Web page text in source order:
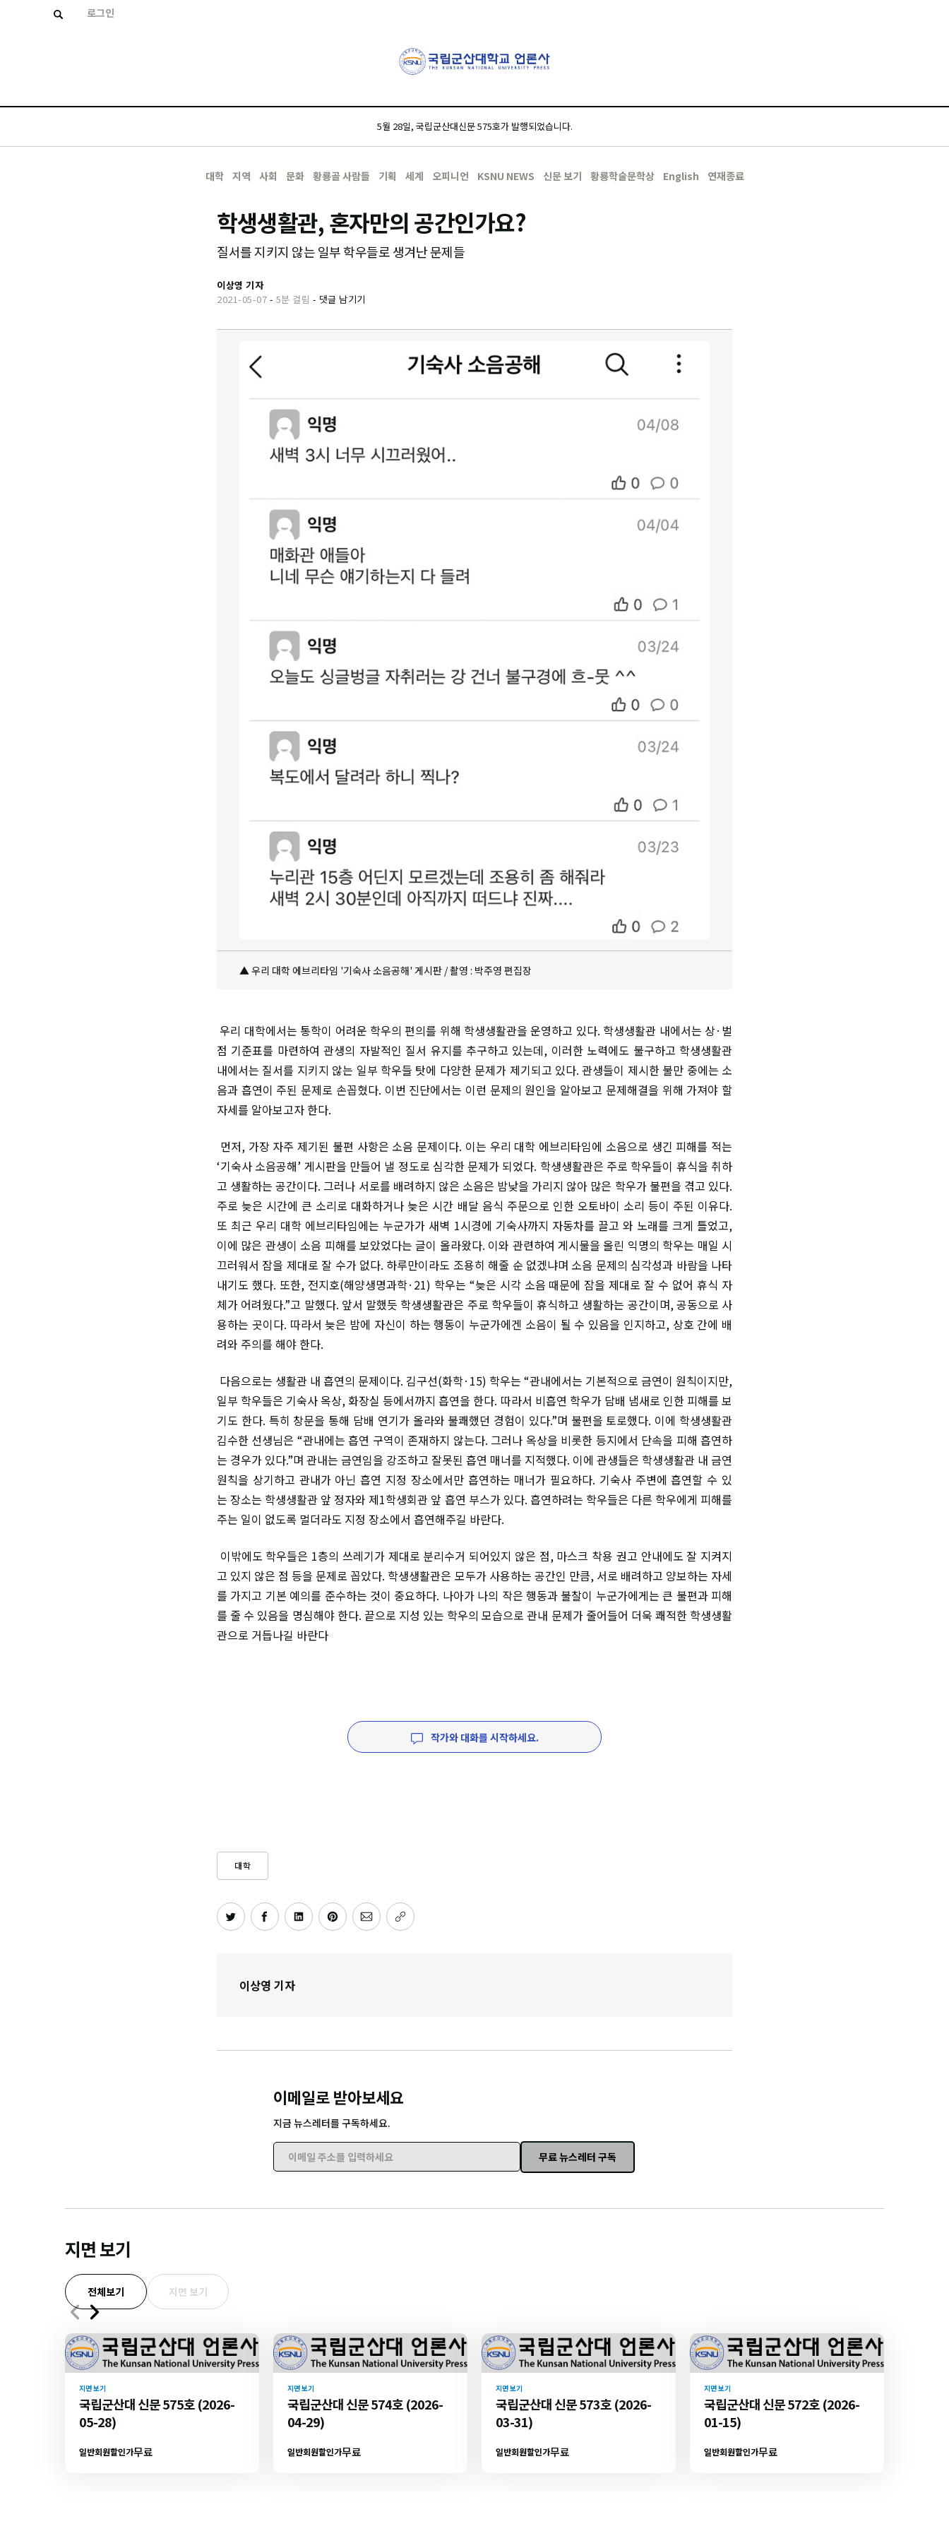
로그인
5월 28일, 국립군산대신문 575호가 발행되었습니다.
대학 지역 사회 문화 황룡골 사람들 기획 세계 오피니언 KSNU NEWS 신문 보기 황룡학술문학상 English 연재종료
학생생활관, 혼자만의 공간인가요?
질서를 지키지 않는 일부 학우들로 생겨난 문제들
이상영 기자
2021-05-07 - 5분 걸림 - 댓글 남기기
▲ 우리 대학 에브리타임 '기숙사 소음공해' 게시판 / 촬영 : 박주영 편집장
우리 대학에서는 통학이 어려운 학우의 편의를 위해 학생생활관을 운영하고 있다. 학생생활관 내에서는 상·벌
점 기준표를 마련하여 관생의 자발적인 질서 유지를 추구하고 있는데, 이러한 노력에도 불구하고 학생생활관
내에서는 질서를 지키지 않는 일부 학우들 탓에 다양한 문제가 제기되고 있다. 관생들이 제시한 불만 중에는 소
음과 흡연이 주된 문제로 손꼽혔다. 이번 진단에서는 이런 문제의 원인을 알아보고 문제해결을 위해 가져야 할
자세를 알아보고자 한다.
먼저, 가장 자주 제기된 불편 사항은 소음 문제이다. 이는 우리 대학 에브리타임에 소음으로 생긴 피해를 적는
‘기숙사 소음공해’ 게시판을 만들어 낼 정도로 심각한 문제가 되었다. 학생생활관은 주로 학우들이 휴식을 취하
고 생활하는 공간이다. 그러나 서로를 배려하지 않은 소음은 밤낮을 가리지 않아 많은 학우가 불편을 겪고 있다.
주로 늦은 시간에 큰 소리로 대화하거나 늦은 시간 배달 음식 주문으로 인한 오토바이 소리 등이 주된 이유다.
또 최근 우리 대학 에브리타임에는 누군가가 새벽 1시경에 기숙사까지 자동차를 끌고 와 노래를 크게 틀었고,
이에 많은 관생이 소음 피해를 보았었다는 글이 올라왔다. 이와 관련하여 게시물을 올린 익명의 학우는 매일 시
끄러워서 잠을 제대로 잘 수가 없다. 하루만이라도 조용히 해줄 순 없겠냐며 소음 문제의 심각성과 바람을 나타
내기도 했다. 또한, 전지호(해양생명과학·21) 학우는 “늦은 시각 소음 때문에 잠을 제대로 잘 수 없어 휴식 자
체가 어려웠다.”고 말했다. 앞서 말했듯 학생생활관은 주로 학우들이 휴식하고 생활하는 공간이며, 공동으로 사
용하는 곳이다. 따라서 늦은 밤에 자신이 하는 행동이 누군가에겐 소음이 될 수 있음을 인지하고, 상호 간에 배
려와 주의를 해야 한다.
다음으로는 생활관 내 흡연의 문제이다. 김구선(화학·15) 학우는 “관내에서는 기본적으로 금연이 원칙이지만,
일부 학우들은 기숙사 옥상, 화장실 등에서까지 흡연을 한다. 따라서 비흡연 학우가 담배 냄새로 인한 피해를 보
기도 한다. 특히 창문을 통해 담배 연기가 올라와 불쾌했던 경험이 있다.”며 불편을 토로했다. 이에 학생생활관
김수한 선생님은 “관내에는 흡연 구역이 존재하지 않는다. 그러나 옥상을 비롯한 등지에서 단속을 피해 흡연하
는 경우가 있다.”며 관내는 금연임을 강조하고 잘못된 흡연 매너를 지적했다. 이에 관생들은 학생생활관 내 금연
원칙을 상기하고 관내가 아닌 흡연 지정 장소에서만 흡연하는 매너가 필요하다. 기숙사 주변에 흡연할 수 있
는 장소는 학생생활관 앞 정자와 제1학생회관 앞 흡연 부스가 있다. 흡연하려는 학우들은 다른 학우에게 피해를
주는 일이 없도록 멀더라도 지정 장소에서 흡연해주길 바란다.
이밖에도 학우들은 1층의 쓰레기가 제대로 분리수거 되어있지 않은 점, 마스크 착용 권고 안내에도 잘 지켜지
고 있지 않은 점 등을 문제로 꼽았다. 학생생활관은 모두가 사용하는 공간인 만큼, 서로 배려하고 양보하는 자세
를 가지고 기본 예의를 준수하는 것이 중요하다. 나아가 나의 작은 행동과 불찰이 누군가에게는 큰 불편과 피해
를 줄 수 있음을 명심해야 한다. 끝으로 지성 있는 학우의 모습으로 관내 문제가 줄어들어 더욱 쾌적한 학생생활
관으로 거듭나길 바란다
작가와 대화를 시작하세요.
대학
이상영 기자
이메일로 받아보세요
지금 뉴스레터를 구독하세요.
이메일 주소를 입력하세요
무료 뉴스레터 구독
지면 보기
전체보기 지면 보기
지면 보기
국립군산대 신문 575호 (2026-
05-28)
일반회원할인가무료
지면 보기
국립군산대 신문 574호 (2026-
04-29)
일반회원할인가무료
지면 보기
국립군산대 신문 573호 (2026-
03-31)
일반회원할인가무료
지면 보기
국립군산대 신문 572호 (2026-
01-15)
일반회원할인가무료